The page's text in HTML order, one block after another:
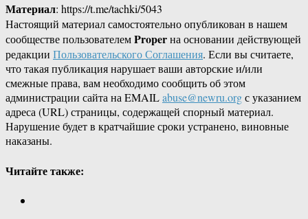
Материал: https://t.me/tachki/5043
Настоящий материал самостоятельно опубликован в нашем
сообществе пользователемProperна основании действующей
редакции Пользовательского Соглашения. Если вы считаете,
что такая публикация нарушает ваши авторские и/или
смежные права, вам необходимо сообщить об этом
администрации сайта на EMAILabuse@newru.orgс указанием
адреса (URL) страницы, содержащей спорный материал.
Нарушение будет в кратчайшие сроки устранено, виновные
наказаны.
Читайте также: